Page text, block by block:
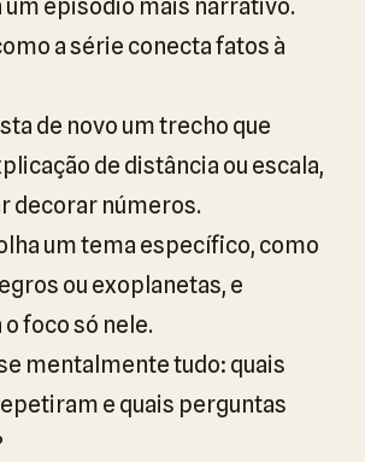
um episódio mais narrativo.
a série conecta fatos à
de novo um trecho que
de distância ou escala,
decorar números.
um tema específico, como
ou exoplanetas, e
foco só nele.
mentalmente tudo: quais
e quais perguntas